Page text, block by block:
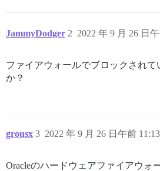
JammyDodger 2022 年 9 月 26 日
2
ファイアウォールでブロックされ
か？
grousx 2022 年 9 月 26 日午前 11:13
3
Oracleのハードウェアファイアウォ